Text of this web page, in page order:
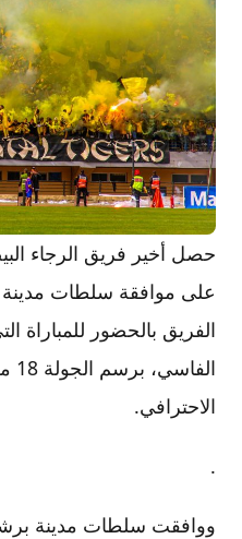
حصل أخير فريق الرجاء
على موافقة سلطات مدينة
الفريق بالحضور للمباراة
الاحترافي.
.
ووافقت سلطات مدينة